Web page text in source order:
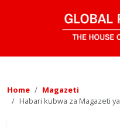
Home
Magazeti
Habari kubwa za Magazeti